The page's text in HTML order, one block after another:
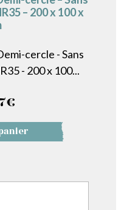
– 200 x 100 x
cercle - Sans
- 200 x 100...
€